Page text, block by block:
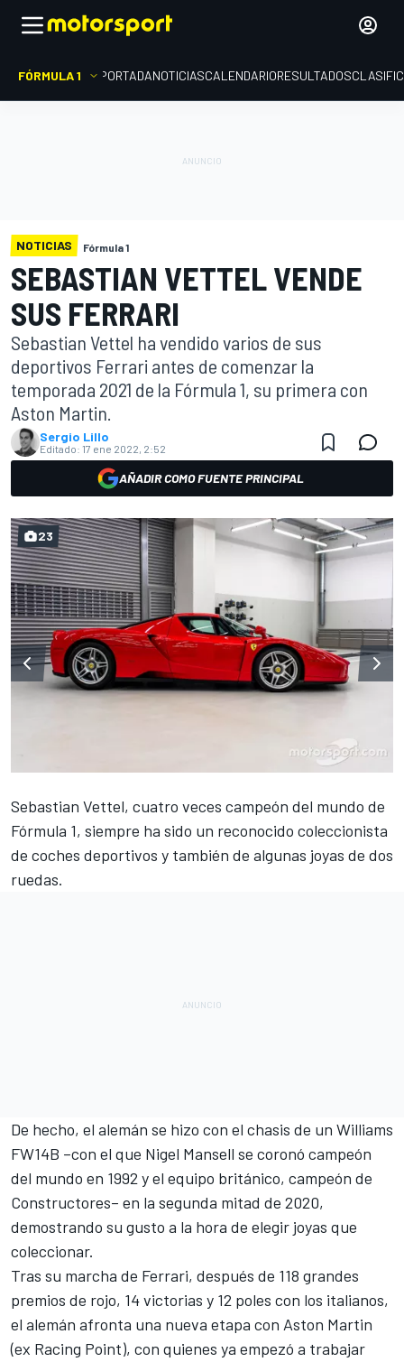
FÓRMULA 1 PORTADANOTICIASCALENDARIORESULTADOS
NOTICIAS Fórmula 1
SEBASTIAN VETTEL VENDE
SUS FERRARI
Sebastian Vettel ha vendido varios de sus
deportivos Ferrari antes de comenzar la
temporada 2021 de la Fórmula 1, su primera con
Aston Martin.
Sergio Lillo
Editado: 17 ene 2022, 2:52
AÑADIR COMO FUENTE PRINCIPAL
23
Sebastian Vettel, cuatro veces campeón del mundo de
Fórmula 1, siempre ha sido un reconocido coleccionista
de coches deportivos y también de algunas joyas de dos
ruedas.
De hecho, el alemán se hizo con el chasis de un Williams
FW14B –con el que Nigel Mansell se coronó campeón
del mundo en 1992 y el equipo británico, campeón de
Constructores– en la segunda mitad de 2020,
demostrando su gusto a la hora de elegir joyas que
coleccionar.
Tras su marcha de Ferrari, después de 118 grandes
premios de rojo, 14 victorias y 12 poles con los italianos,
el alemán afronta una nueva etapa con Aston Martin
(ex Racing Point), con quienes ya empezó a trabajar